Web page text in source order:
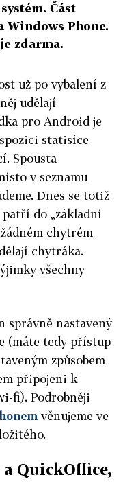
Část
Windows Phone.
zdarma.
už po vybalení z
udělají
pro Android je
statisíce
Spousta
v seznamu
Dnes se totiž
do „základní
chytrém
chytráka.
všechny
správně nastavený
(máte tedy přístup
způsobem
připojeni k
fi). Podrobněji
věnujeme ve
QuickOffice,